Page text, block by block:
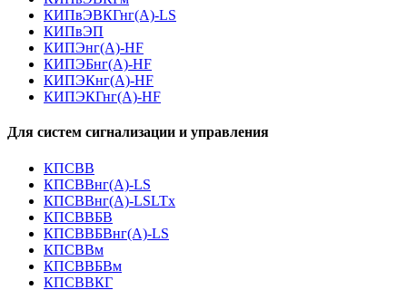
КИПвЭВКГнг(А)-LS
КИПвЭП
КИПЭнг(А)-HF
КИПЭБнг(А)-HF
КИПЭКнг(А)-HF
КИПЭКГнг(А)-HF
Для систем сигнализации и управления
КПСВВ
КПСВВнг(А)-LS
КПСВВнг(А)-LSLTx
КПСВВБВ
КПСВВБВнг(А)-LS
КПСВВм
КПСВВБВм
КПСВВКГ